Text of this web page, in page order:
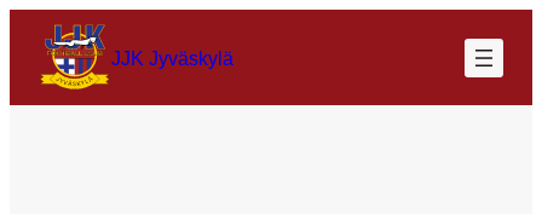
JJK Jyväskylä